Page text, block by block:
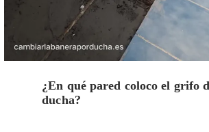
¿En qué pared coloco el grifo
ducha?